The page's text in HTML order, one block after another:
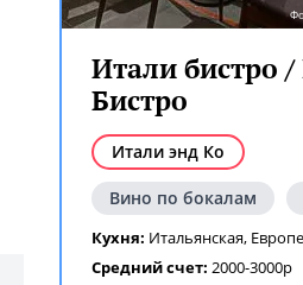
Итали бистро
Бистро
Итали энд Ко
Вино по бокалам
Кухня: Итальянская,
Средний счет: 2000-3000р